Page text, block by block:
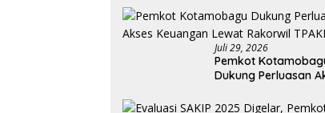
Keuangan dan
Pembiayaan UMKM
Juli 29, 2026
Pemkot
Dukung Perluasan
TPAKD